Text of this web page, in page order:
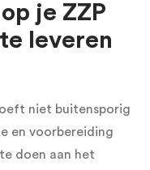
je ZZP
leveren
niet buitensporig
en voorbereiding
doen aan het